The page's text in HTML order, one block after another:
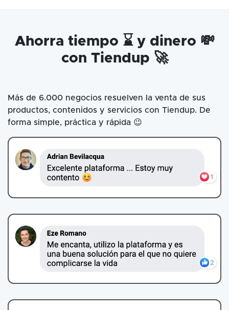
Ahorra tiempo ⌛ y dinero 💸
con Tiendup 🚀
Más de 6.000 negocios resuelven la venta de sus
productos, contenidos y servicios con Tiendup. De
forma simple, práctica y rápida 😉